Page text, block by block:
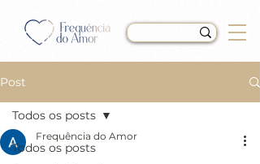
Post
Todos os posts
Todos os posts
Frequência do Amor